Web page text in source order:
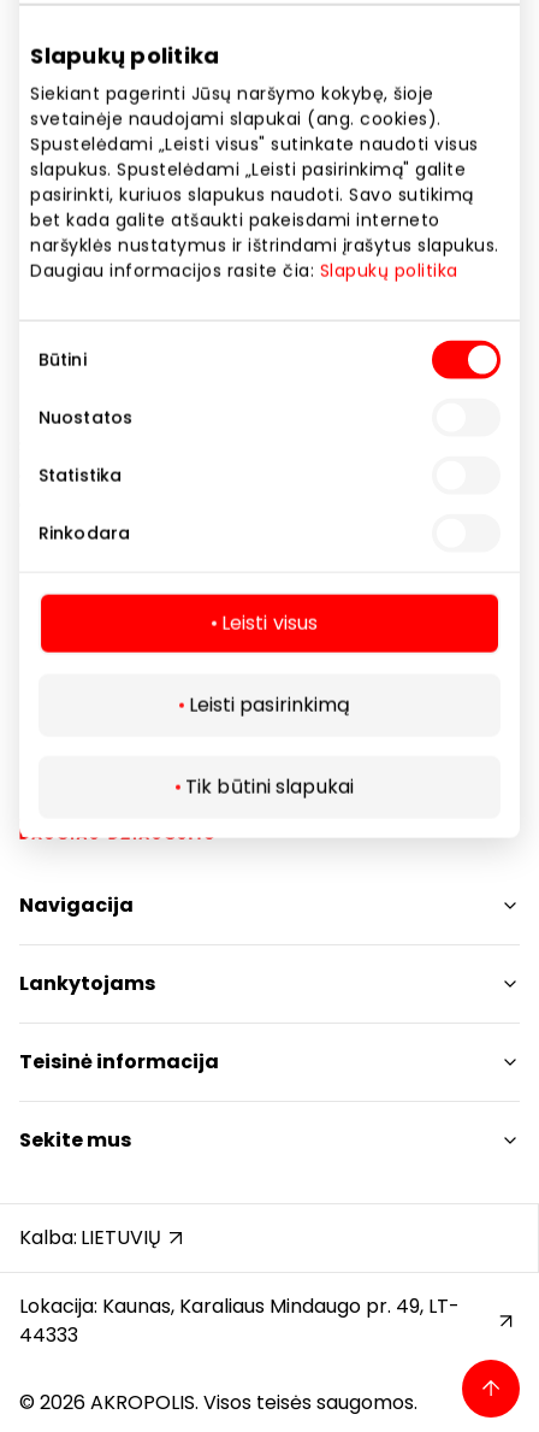
Slapukų politika
Siekiant pagerinti Jūsų naršymo kokybę, šioje
svetainėje naudojami slapukai (ang. cookies).
Spustelėdami „Leisti visus" sutinkate naudoti visus
slapukus. Spustelėdami „Leisti pasirinkimą" galite
pasirinkti, kuriuos slapukus naudoti. Savo sutikimą
bet kada galite atšaukti pakeisdami interneto
naršyklės nustatymus ir ištrindami įrašytus slapukus.
Daugiau informacijos rasite čia: Slapukų politika
pasirinkimas
Būtini
Nuostatos
Statistika
Rinkodara
Leisti visus
Leisti pasirinkimą
Tik būtini slapukai
SAMSUNG SALONAS. Laimingos
dienos Galaxy S26 Ultra!
Akcijos trukmė
Nuo 2026.06.09iki2026.06.28
Laimingos dienos Samsung salone! Tik iki birželio 28 d.
pasinaudokite išskirtiniu pasiūlymu ir įsigykite Galaxy
akimirkas, mėgaukitės pažangiomis funkcijomis ir
06 28. Nurodyta kaina galioja Galaxy S26 Ultra
256 GB telefonui. Kiekis ribotas, plačiau
Navigacija
Parduotuvės
Paslaugos
Restoranai ir kavinės
Lankytojams
PC planas
Draugiški gyvūnams
Kontaktai
Akcijos
Karjera
Teisinė informacija
Prekybos centro taisyklės
Slapukų politika
Dovanų kortelės bendrosios taisyklės
Automobilių stovėjimo aikštelės taisyklės
Sekite mus
Facebook
YouTube
Kalba: LIETUVIŲ
Lokacija: Kaunas, Karaliaus Mindaugo pr. 49, LT-
44333
© 2026 AKROPOLIS. Visos teisės saugomos.